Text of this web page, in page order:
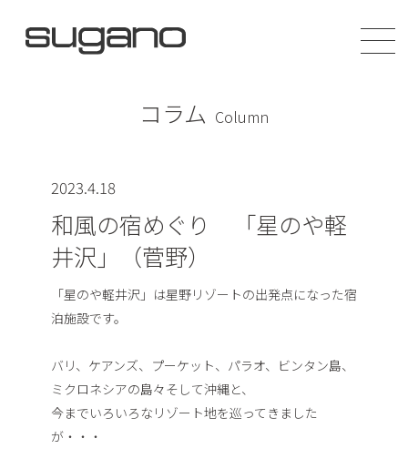
コラム Column
2023.4.18
和風の宿めぐり 「星のや軽
井沢」（菅野）
「星のや軽井沢」は星野リゾートの出発点になった宿
泊施設です。
バリ、ケアンズ、プーケット、パラオ、ビンタン島、
ミクロネシアの島々そして沖縄と、
今までいろいろなリゾート地を巡ってきました
が・・・